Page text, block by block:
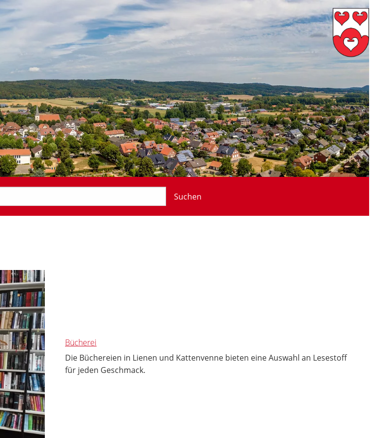
Suchen
Bücherei
Die Büchereien in Lienen und Kattenvenne bieten eine Auswahl an Lesestoff
für jeden Geschmack.